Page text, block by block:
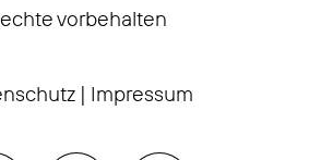
vorbehalten
| Impressum